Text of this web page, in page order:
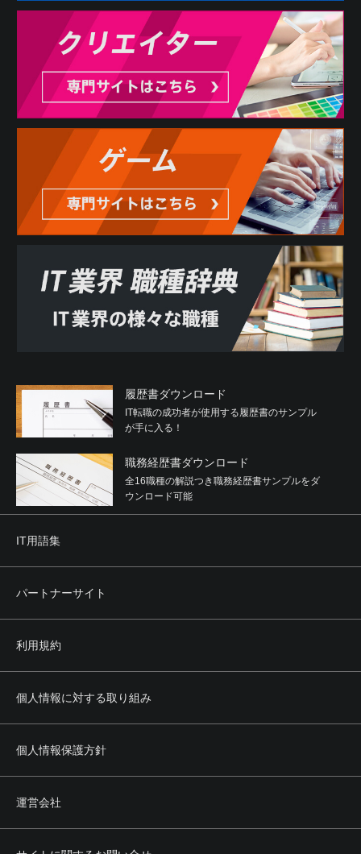
履歴書ダウンロード
IT転職の成功者が使用する履歴書のサンプル
が手に入る！
職務経歴書ダウンロード
全16職種の解説つき職務経歴書サンプルをダ
ウンロード可能
IT用語集
パートナーサイト
利用規約
個人情報に対する取り組み
個人情報保護方針
運営会社